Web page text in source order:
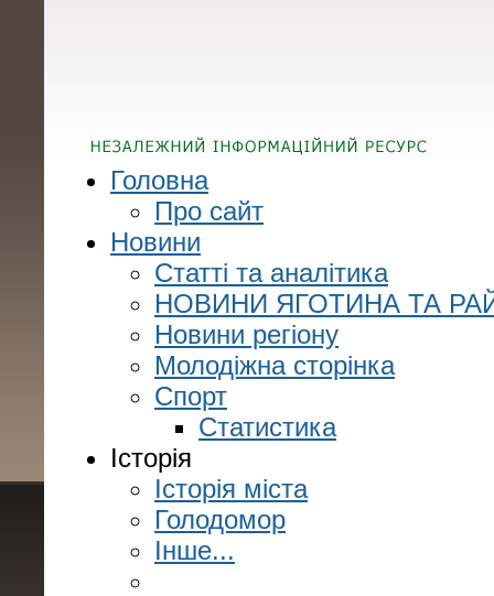
Головна
Про сайт
Новини
Статті та аналітика
НОВИНИ ЯГОТИНА ТА
Новини регіону
Молодіжна сторінка
Спорт
Статистика
Історія
Історія міста
Голодомор
Інше...